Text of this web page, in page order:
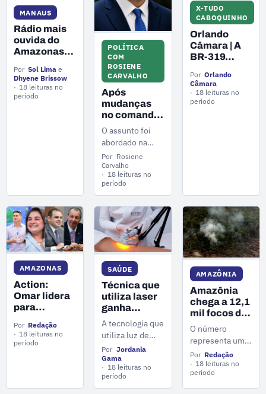
MANAUS
Rádio mais
ouvida do
Amazonas,
96.9 FM
celebra 100
dias da nova
Por Sol Lima e
Dhyene Brissow
18 leituras no
período
POLÍTICA
COM
ROSIENE
CARVALHO
Após
mudanças
no comando
político do
governo,
Cidade
prepara
troca na
identidade
da
propaganda
oficial
O assunto foi
abordado na
Coluna de
Política, da
jornalista
Rosiene
jornal
BandNews
Amazônia 2ª
Edição desta
quarta-feira
(13).
Por Rosiene
Carvalho
18 leituras no
período
X-TUDO
CABOQUINHO
Orlando
Câmara | A
BR-319
além do
asfalto
Por Orlando
Câmara
18 leituras no
período
AMAZONAS
Action:
Omar lidera
para
AM e empate
técnico
Por Redação
18 leituras no
período
SAÚDE
Técnica que
utiliza laser
ganha
espaço no
tratamento
complementar
contra
lipedema
A tecnologia que
utiliza luz de
baixa potência
vem ganhando
espaço como
tratamento
Por Jordania
Gama
18 leituras no
período
AMAZÔNIA
Amazônia
chega a 12,1
mil focos de
calor em
representa
somente 2%
do total
O número
representa uma
redução de
36,84% em
comparação
com os 19.277
Por Redação
18 leituras no
período